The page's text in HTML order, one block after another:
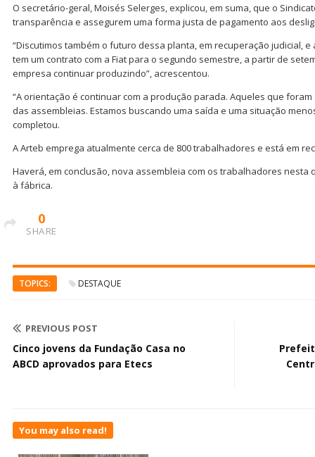
O secretário-geral, Moisés Selerges, explicou, em suma, que o
transparência e assegurem uma forma justa de pagamento aos
“Discutimos também o futuro dessa planta, em recuperação judicial,
tem um contrato com a Fiat para o segundo semestre, a partir de
empresa continuar produzindo”, acrescentou.
“A orientação é continuar com a produção parada. Aqueles que
das assembleias. Estamos buscando uma saída e uma situação
completou.
A Arteb emprega atualmente cerca de 800 trabalhadores e está em
Haverá, em conclusão, nova assembleia com os trabalhadores nesta
à fábrica.
0
SHARE
TOPICS: DESTAQUE
PREVIOUS POST
Cinco jovens da Fundação Casa no
ABCD aprovados para Etecs
You may also read!